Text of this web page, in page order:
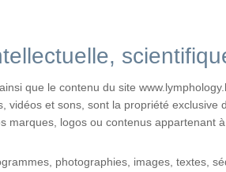
que le contenu du site
vidéos et sons, sont la propriété exclusive
marques, logos ou contenus appartenant
photographies, images, textes,